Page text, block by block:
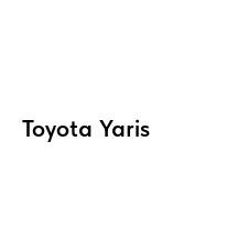
Toyota Yaris